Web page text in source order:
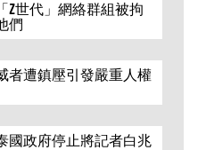
Z世代」網絡群組被拘
們
者遭鎮壓引發嚴重人權
國政府停止將記者白兆